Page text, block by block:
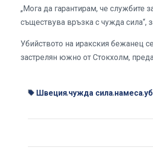
„Мога да гарантирам, че службите
съществува връзка с чужда
Убийството на иракския бежанец
застрелян южно от Стокхолм,
Швеция,чужда сила,намеса,